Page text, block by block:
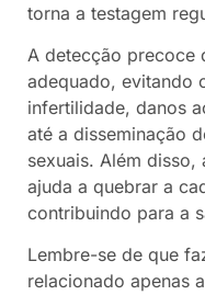
torna a testagem
A detecção precoce
adequado, evitando
infertilidade, danos
até a disseminação
sexuais. Além disso,
ajuda a quebrar a
contribuindo para a
Lembre-se de que
relacionado apenas